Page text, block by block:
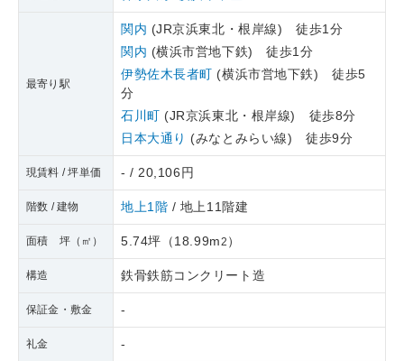
最寄り駅
関内 (JR京浜東北・根岸線) 徒歩1分
関内 (横浜市営地下鉄) 徒歩1分
伊勢佐木長者町 (横浜市営地下鉄) 徒歩5
分
石川町 (JR京浜東北・根岸線) 徒歩8分
日本大通り (みなとみらい線) 徒歩9分
現賃料 / 坪単価 - / 20,106円
階数 / 建物 地上1階 / 地上11階建
面積 坪（㎡） 5.74坪 （18.99m2 ）
構造 鉄骨鉄筋コンクリート造
保証金・敷金 -
礼金 -